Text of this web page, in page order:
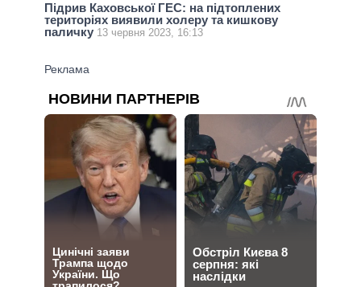
Підрив Каховської ГЕС: на підтоплених
територіях виявили холеру та кишкову
паличку 13 червня 2023, 16:13